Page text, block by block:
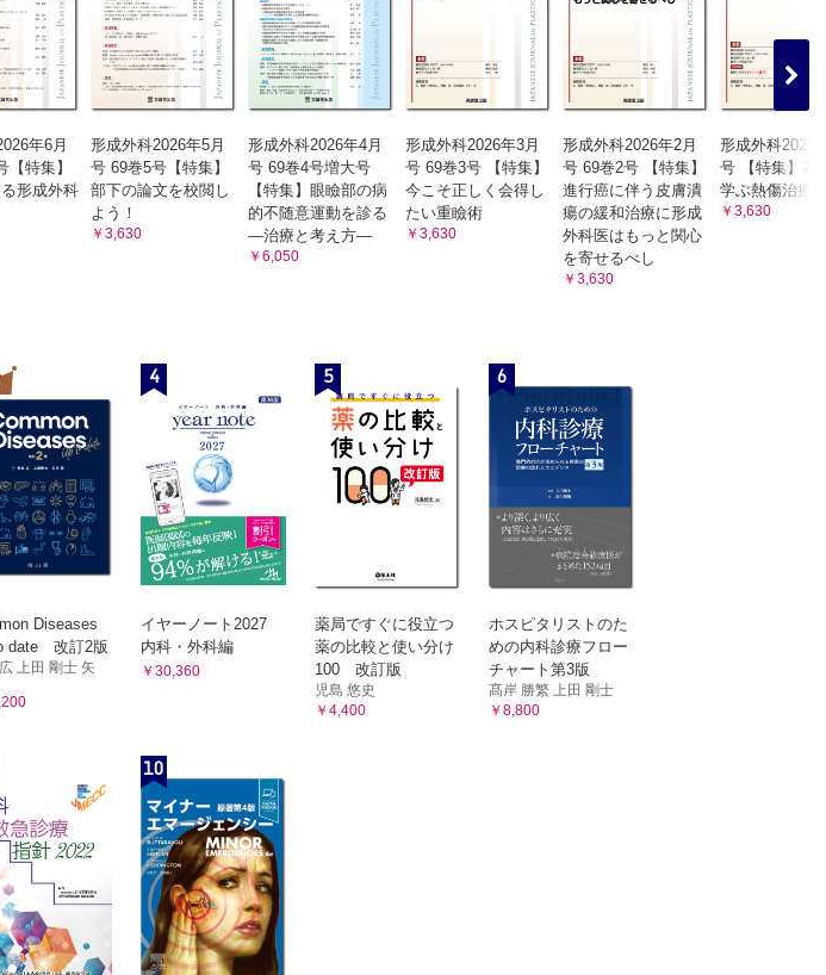
年6月
【特集】
形成外科
形成外科2026年5月
号 69巻5号【特集】
部下の論文を校閲し
よう！
￥3,630
形成外科2026年4月
号 69巻4号増大号
【特集】眼瞼部の病
的不随意運動を診る
―治療と考え方―
￥6,050
形成外科2026年3月
号 69巻3号 【特集】
今こそ正しく会得し
たい重瞼術
￥3,630
形成外科2026年2月
号 69巻2号 【特集】
進行癌に伴う皮膚潰
瘍の緩和治療に形成
外科医はもっと関心
を寄せるべし
￥3,630
形成外科2026
号 【特集】基
学ぶ熱傷治療
￥3,630
Diseases
date 改訂2版
上田 剛士 矢
4
イヤーノート2027
内科・外科編
￥30,360
5
薬局ですぐに役立つ
薬の比較と使い分け
100 改訂版
児島 悠史
￥4,400
6
ホスピタリストのた
めの内科診療フロー
チャート第3版
髙岸 勝繁 上田 剛士
￥8,800
10